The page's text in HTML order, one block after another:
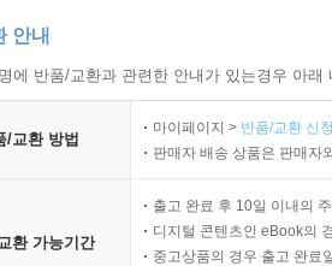
안내
에 반품/교환과 관련한 안내가 있는경우 아
/교환 방법
마이페이지 > 반품/교환 신
판매자 배송 상품은 판매자
환 가능기간
출고 완료 후 10일 이내의
디지털 콘텐츠인 eBook의
중고상품의 경우 출고 완료